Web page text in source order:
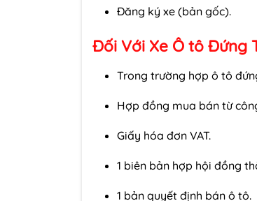
Đăng ký xe (bản gốc).
Đối Với Xe Ô tô Đứng
Trong trường hợp ô tô
Hợp đồng mua bán từ
Giấy hóa đơn VAT.
1 biên bản hợp hội đồng
1 bản quyết định bán ô tô.